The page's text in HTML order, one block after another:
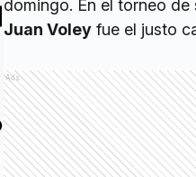
domingo. En el torneo
Juan Voley fue el justo
Ads